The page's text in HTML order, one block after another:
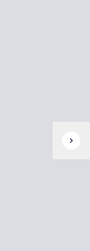
chevron_right